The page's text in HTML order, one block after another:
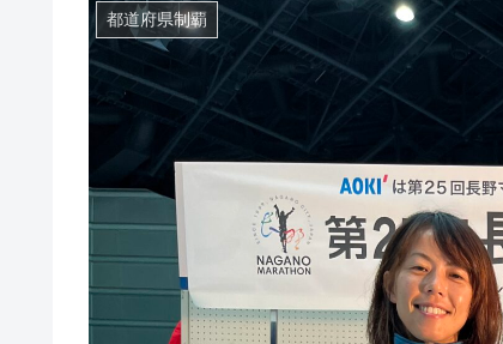
都道府県制覇